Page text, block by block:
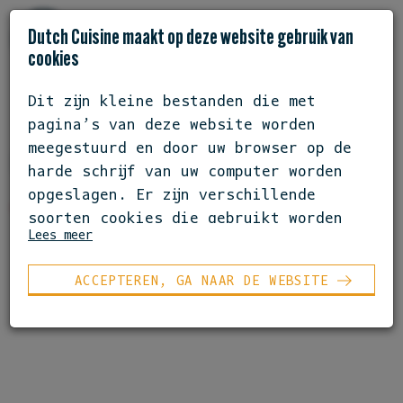
SAMENWERKING GEMEENTE AMSTERDAM
GEMEENTE AMSTERDAM
Dutch Cuisine maakt op deze website gebruik van
cookies
Dit zijn kleine bestanden die met
pagina’s van deze website worden
meegestuurd en door uw browser op de
harde schrijf van uw computer worden
opgeslagen. Er zijn verschillende
soorten cookies die gebruikt worden
voor verschillende doeleinden. Voor
het plaatsen van cookies is soms wel
en soms geen toestemming nodig.
Als u meer wilt weten over de cookies
Lees meer
ACCEPTEREN, GA NAAR DE WEBSITE